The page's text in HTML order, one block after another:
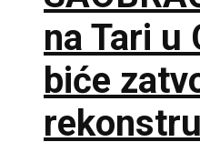
na Tari u
biće